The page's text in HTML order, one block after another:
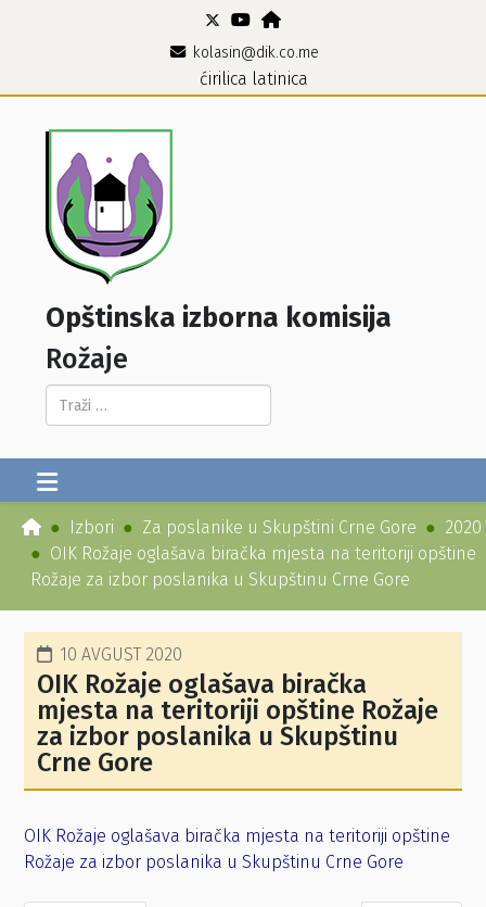
kolasin@dik.co.me
ćirilica latinica
Opštinska izborna komisija
Rožaje
Pretraga...
Izbori Za poslanike u Skupštini Crne Gore
2020
OIK Rožaje oglašava biračka mjesta na teritoriji opštine
Rožaje za izbor poslanika u Skupštinu Crne Gore
10 AVGUST 2020
OIK Rožaje oglašava biračka
mjesta na teritoriji opštine Rožaje
za izbor poslanika u Skupštinu
Crne Gore
OIK Rožaje oglašava biračka mjesta na teritoriji opštine
Rožaje za izbor poslanika u Skupštinu Crne Gore